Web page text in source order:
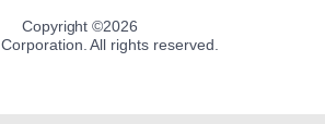
Copyright ©2026
All rights reserved.